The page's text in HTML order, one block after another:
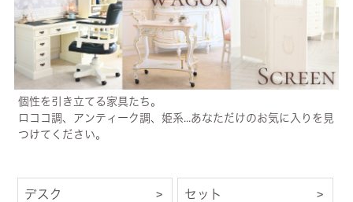
個性を引き立てる家具たち。
ロココ調、アンティーク調、姫系...あなただけのお気に入りを見
つけてください。
デスク セット